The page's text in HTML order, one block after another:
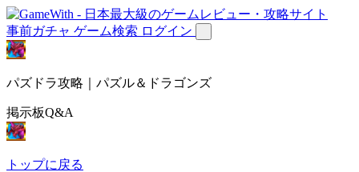
事前ガチャ ゲーム検索 ログイン
パズドラ攻略｜パズル＆ドラゴンズ
掲示板Q&A
トップに戻る